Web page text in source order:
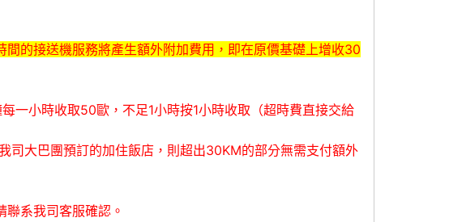
的接送機服務將產生額外附加費用，即在原價基礎上增收30
一小時收取50歐，不足1小時按1小時收取（超時費直接交給
司大巴團預訂的加住飯店，則超出30KM的部分無需支付額外
系我司客服確認。